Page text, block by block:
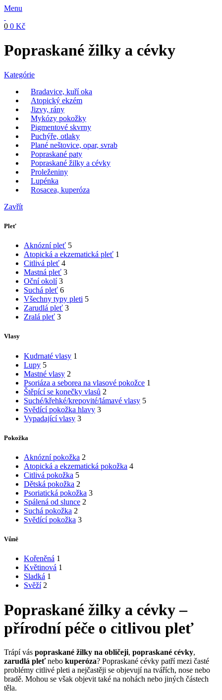
Menu
0 0 Kč
Popraskané žilky a cévky
Kategórie
Bradavice, kuří oka
Atopický ekzém
Jizvy, rány
Mykózy pokožky
Pigmentové skvrny
Puchýře, otlaky
Plané neštovice, opar, svrab
Popraskané paty
Popraskané žilky a cévky
Proleženiny
Lupénka
Rosacea, kuperóza
Zavřít
Pleť
Aknózní pleť 5
Atopická a ekzematická pleť 1
Citlivá pleť 4
Mastná pleť 3
Oční okolí 3
Suchá pleť 6
Všechny typy pleti 5
Zarudlá pleť 3
Zralá pleť 3
Vlasy
Kudrnaté vlasy 1
Lupy 5
Mastné vlasy 2
Psoriáza a seborea na vlasové pokožce 1
Štěpící se konečky vlasů 2
Suché/křehké/krepovité/lámavé vlasy 5
Svědící pokožka hlavy 3
Vypadající vlasy 3
Pokožka
Aknózní pokožka 2
Atopická a ekzematická pokožka 4
Citlivá pokožka 5
Dětská pokožka 2
Psoriatická pokožka 3
Spálená od slunce 2
Suchá pokožka 2
Svědící pokožka 3
Vůně
Kořeněná 1
Květinová 1
Sladká 1
Svěží 2
Popraskané žilky a cévky –
přírodní péče o citlivou pleť
Trápí vás popraskané žilky na obličeji, popraskané cévky,
zarudlá pleťnebo kuperóza? Popraskané cévky patří mezi časté
problémy citlivé pleti a nejčastěji se objevují na tvářích, nose nebo
bradě. Mohou se však objevit také na nohách nebo jiných částech
těla.